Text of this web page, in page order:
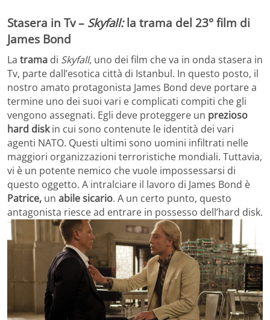
Stasera in Tv – Skyfall:la trama del 23° film di
James Bond
La trama di Skyfall, uno dei film che va in onda stasera in
Tv, parte dall’esotica città di Istanbul. In questo posto, il
nostro amato protagonista James Bond deve portare a
termine uno dei suoi vari e complicati compiti che gli
vengono assegnati. Egli deve proteggere un prezioso
hard diskin cui sono contenute le identità dei vari
agenti NATO. Questi ultimi sono uomini infiltrati nelle
maggiori organizzazioni terroristiche mondiali. Tuttavia,
vi è un potente nemico che vuole impossessarsi di
questo oggetto. A intralciare il lavoro di James Bond è
Patrice, un abile sicario. A un certo punto, questo
antagonista riesce ad entrare in possesso dell’hard disk.